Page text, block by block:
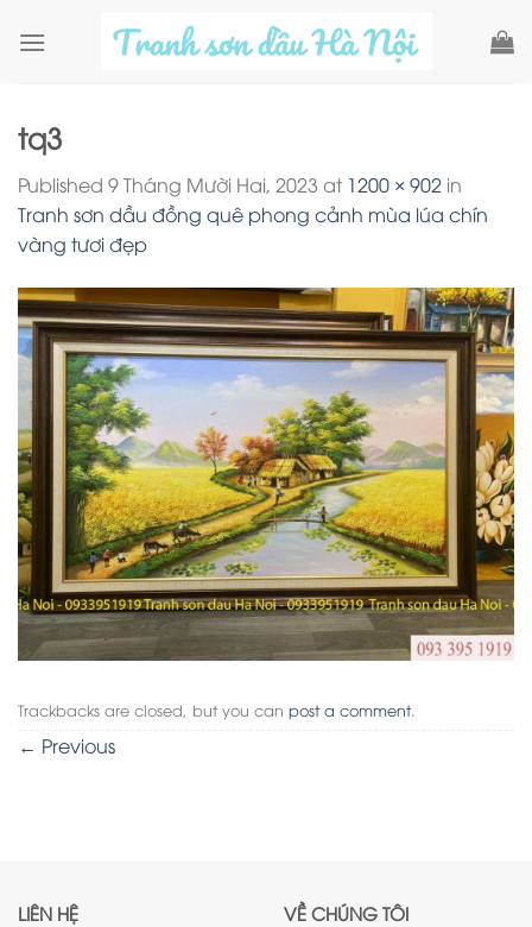
tq3
Published 9 Tháng Mười Hai, 2023 at 1200 × 902 in
Tranh sơn dầu đồng quê phong cảnh mùa lúa chín
vàng tươi đẹp
Trackbacks are closed, but you can post a comment.
← Previous
LIÊN HỆ VỀ CHÚNG TÔI